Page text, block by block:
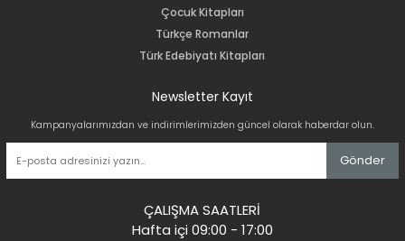
Çocuk Kitapları
Türkçe Romanlar
Türk Edebiyatı Kitapları
Newsletter Kayıt
Kampanyalarımızdan ve indirimlerimizden güncel olarak haberdar olun.
Gönder
ÇALIŞMA SAATLERİ
Hafta içi 09:00 - 17:00